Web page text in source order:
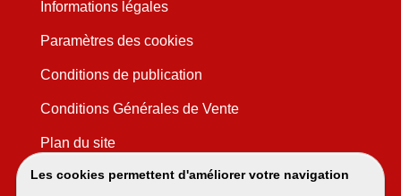
Les cookies permettent d'améliorer votre navigation
Informations légales
Paramètres des cookies
Conditions de publication
Conditions Générales de Vente
Plan du site